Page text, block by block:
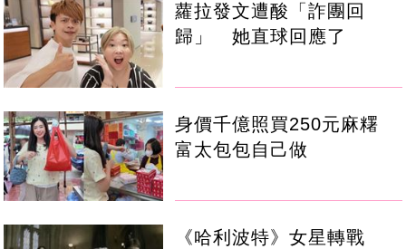
蘿拉發文遭酸「詐團回
歸」 她直球回應了
身價千億照買250元麻糬
富太包包自己做
《哈利波特》女星轉戰